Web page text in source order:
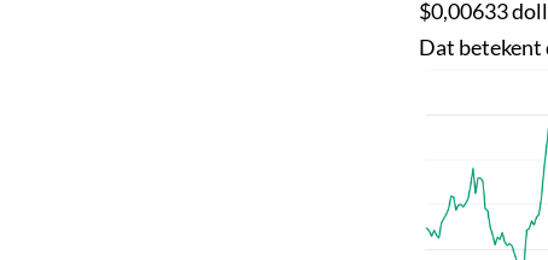
$0,00633
Dat betekent